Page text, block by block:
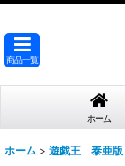
商品一覧
ホーム
ホーム > 遊戯王 泰亜版